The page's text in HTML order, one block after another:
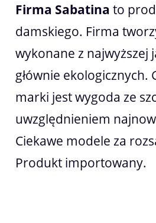
Firma Sabatina to
damskiego. Firma
wykonane z najwyższej
głównie ekologicznych.
marki jest wygoda ze
uwzględnieniem
Ciekawe modele za
Produkt importowany.